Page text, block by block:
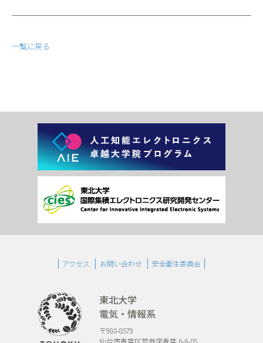
一覧に戻る
アクセス お問い合わせ 安全衛生委員会
東北大学
電気・情報系
〒980-8579